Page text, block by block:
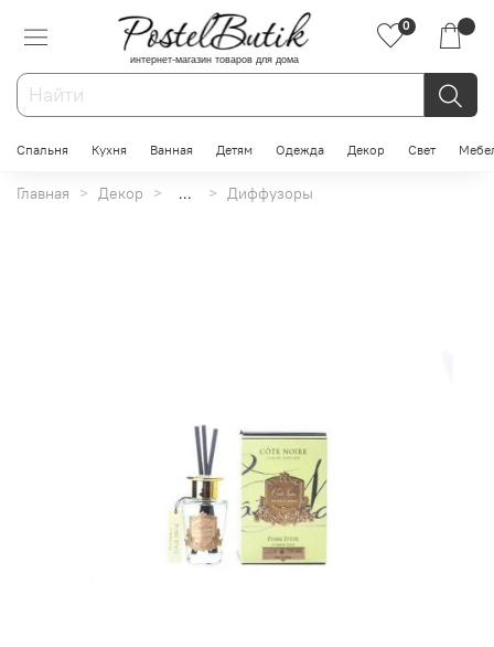
интернет-магазин товаров для дома
0
Спальня Кухня Ванная Детям Одежда Декор Свет
Главная Декор ... Диффузоры